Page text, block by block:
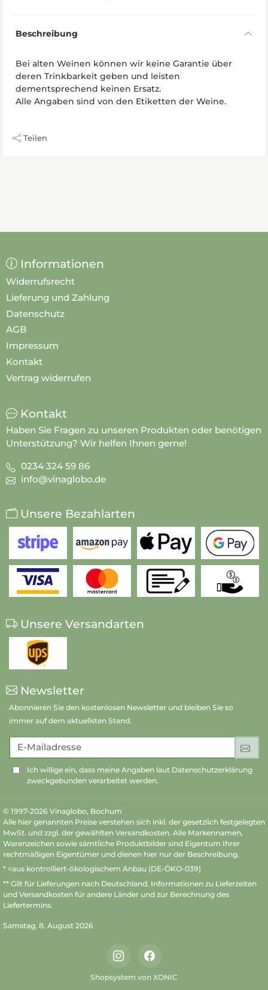
Beschreibung
Bei alten Weinen können wir keine Garantie über
deren Trinkbarkeit geben und leisten
dementsprechend keinen Ersatz.
Alle Angaben sind von den Etiketten der Weine.
Teilen
Informationen
Widerrufsrecht
Lieferung und Zahlung
Datenschutz
AGB
Impressum
Kontakt
Vertrag widerrufen
Kontakt
Haben Sie Fragen zu unseren Produkten oder benötigen
Unterstützung? Wir helfen Ihnen gerne!
0234 324 59 86
info@vinaglobo.de
Unsere Bezahlarten
Unsere Versandarten
Newsletter
Abonnieren Sie den kostenlosen Newsletter und bleiben Sie so
immer auf dem aktuellsten Stand.
E-Mailadresse
Ich willige ein, dass meine Angaben laut Datenschutzerklärung
zweckgebunden verarbeitet werden.
© 1997-2026 Vinaglobo, Bochum
Alle hier genannten Preise verstehen sich inkl. der gesetzlich festgelegten
MwSt. und zzgl. der gewählten Versandkosten. Alle Markennamen,
Warenzeichen sowie sämtliche Produktbilder sind Eigentum Ihrer
rechtmäßigen Eigentümer und dienen hier nur der Beschreibung.
* =aus kontrolliert-ökologischem Anbau (DE-ÖKO-039)
** Gilt für Lieferungen nach Deutschland. Informationen zu Lieferzeiten
und Versandkosten für andere Länder und zur Berechnung des
Liefertermins.
Samstag, 8. August 2026
InstagramFacebook
Shopsystem von XONIC